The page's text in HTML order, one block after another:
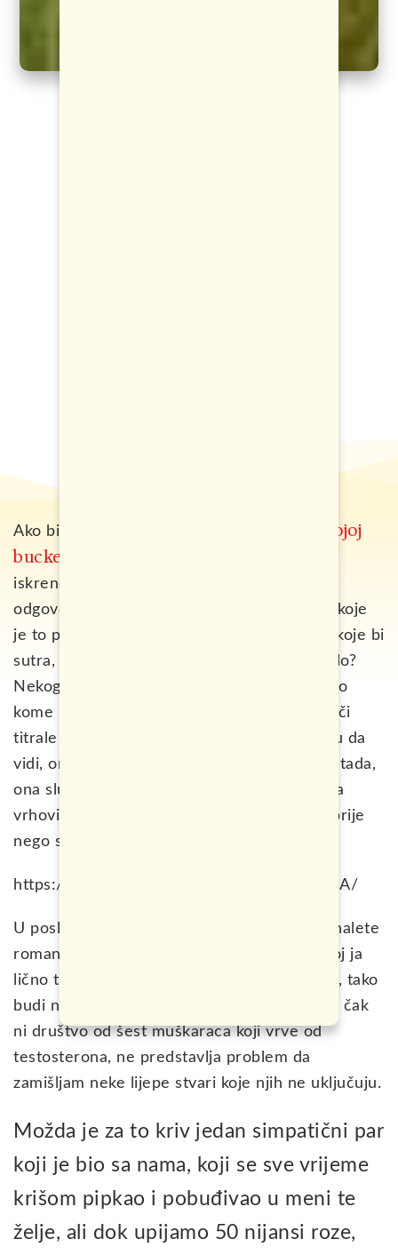
Ako bih te pitao koje mjesto se nalazi na
tvojoj
bucket listi
iskreno želiš obići u svojoj zemlji, šta bi mi
odgovorio? Ili ako si ga već otkrio i čekirao, koje
je to prvo mjesto koje ti pada na pamet, na koje bi
sutra, odveo nekoga do koje ti je mnogo stalo?
Nekoga, u koga si možda krišom zaljubljen i o
kome potajno maštaš, jer znaš da bi njene oči
titrale od istinske sreće, kada bi imala priliku da
vidi, ono što si ti već vidio. Možda bi se baš tada,
ona slučajno naslonila na tvoje lijevo rame, a
vrhovi vaših prstiju bi se slučajno okrznuli, prije
nego se spoje u šaku.
https://www.instagram.com/p/CCrC047B8qA/
U posljednje vrijeme ne dobijam baš često nalete
romantike dok pišem, ali ova Sutjeska o kojoj ja
lično toliko dugo sanjam, od kada sam ovdje, tako
budi neko neobično osjećanje u meni, da mi čak
ni društvo od šest muškaraca koji vrve od
testosterona, ne predstavlja problem da
zamišljam neke lijepe stvari koje njih ne uključuju.
Možda je za to kriv jedan simpatični par
koji je bio sa nama, koji se sve vrijeme
krišom pipkao i pobuđivao u meni te
želje, ali dok upijamo 50 nijansi roze,